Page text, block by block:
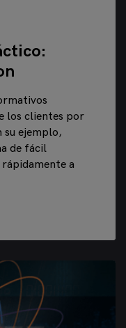
los clientes por
su ejemplo,
de fácil
a